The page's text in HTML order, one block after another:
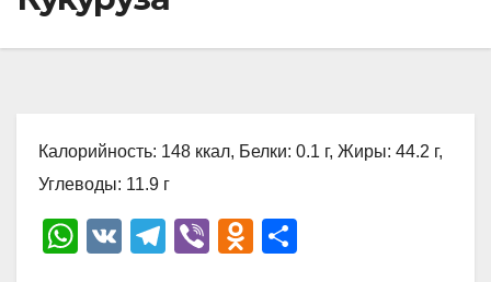
Калорийность: 148 ккал, Белки: 0.1 г, Жиры: 44.2 г,
Углеводы: 11.9 г
W
V
T
Vi
O